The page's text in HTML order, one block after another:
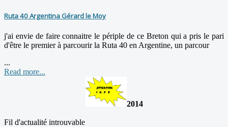
Ruta 40 Argentina Gérard le Moy
j'ai envie de faire connaitre le périple de ce Breton qui a pris le pari
d'être le premier à parcourir la Ruta 40 en Argentine, un parcour
...
Read more...
2014
Fil d'actualité introuvable